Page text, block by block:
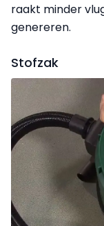
raakt minder
genereren.
Stofzak